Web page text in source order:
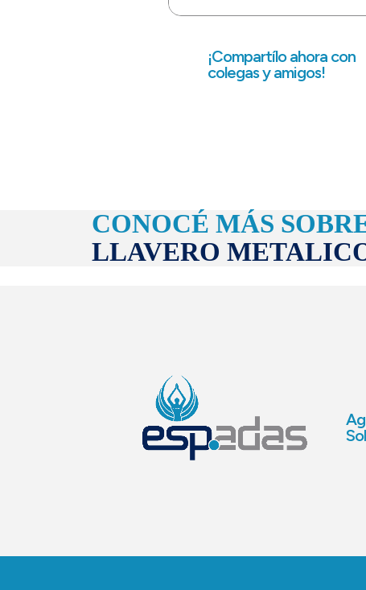
¡Compartílo ahora con
colegas y amigos!
CONOCÉ MÁS
LLAVERO